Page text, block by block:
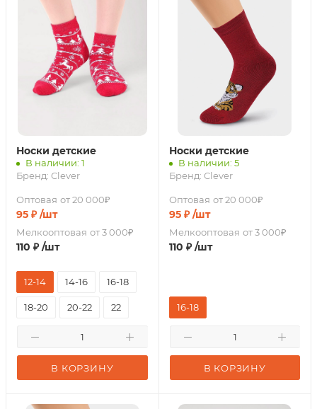
Носки детские
В наличии: 1
Бренд: Clever
Оптовая от 20 000₽
95 ₽ /шт
Мелкооптовая от 3 000₽
110 ₽ /шт
В КОРЗИНУ
12-14 14-16 16-18
18-20 20-22 22
Носки детские
В наличии: 5
Бренд: Clever
Оптовая от 20 000₽
95₽ /шт
Мелкооптовая от 3 000₽
110 ₽ /шт
В КОРЗИНУ
16-18